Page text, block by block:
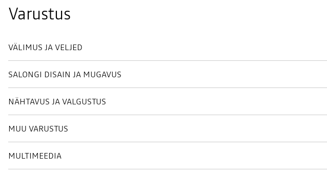
Varustus
VÄLIMUS JA VELJED
SALONGI DISAIN JA MUGAVUS
NÄHTAVUS JA VALGUSTUS
MUU VARUSTUS
MULTIMEEDIA